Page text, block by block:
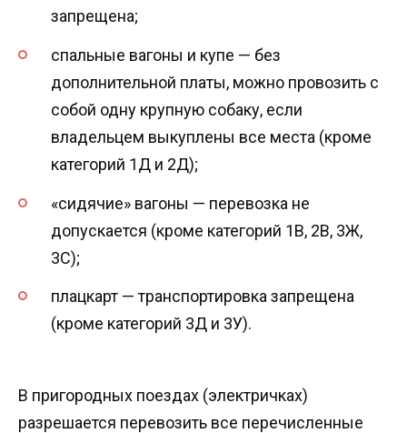
запрещена;
спальные вагоны и купе — без
дополнительной платы, можно провозить с
собой одну крупную собаку, если
владельцем выкуплены все места (кроме
категорий 1Д и 2Д);
«сидячие» вагоны — перевозка не
допускается (кроме категорий 1В, 2В, 3Ж,
3С);
плацкарт — транспортировка запрещена
(кроме категорий 3Д и 3У).
В пригородных поездах (электричках)
разрешается перевозить все перечисленные